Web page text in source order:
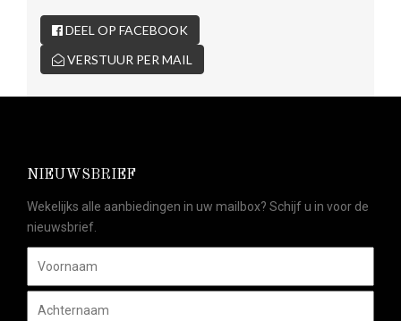
DEEL OP FACEBOOK
VERSTUUR PER MAIL
NIEUWSBRIEF
Wekelijks alle aanbiedingen in uw mailbox? Schijf u in voor de
nieuwsbrief.